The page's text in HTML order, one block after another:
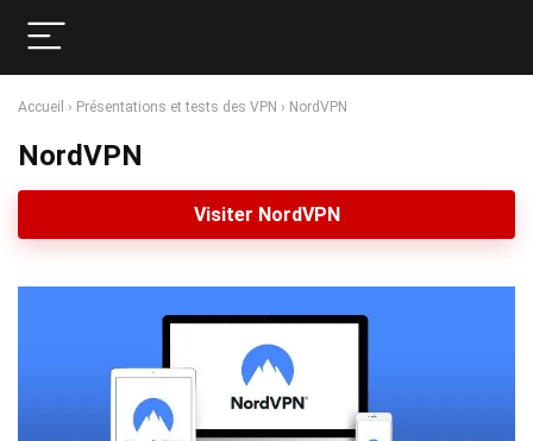
Accueil › Présentations et tests des VPN › NordVPN
NordVPN
Visiter NordVPN